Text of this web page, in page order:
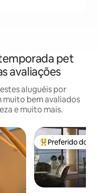
pet
avaliações
aluguéis por
bem avaliados
e muito mais.
Entre os
Preferido dos